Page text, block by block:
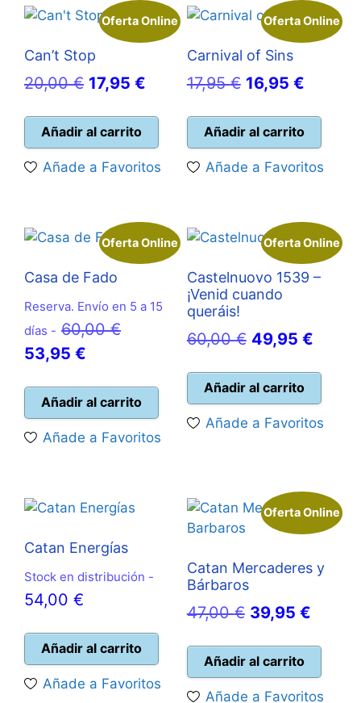
Oferta Online
Can’t Stop
20,00€ El
original
era:
20,00 €.
17,95 €
es:
17,95 €.
Añadir al carrito
Añade a Favoritos
Oferta Online
Carnival of Sins
17,95€ El
original
era:
17,95 €.
16,95 €El
actual
es:
16,95
Añadir al carrito
Añade a Favoritos
Oferta Online
Casa de Fado
Reserva. Envío en 5 a 15
días - 60,00€El
era:
60,00 €.
53,95 €
actual
es:
53,95 €.
Añadir al carrito
Añade a Favoritos
Oferta Online
Castelnuovo 1539 –
¡Venid cuando
queráis!
60,00€ El
original
era:
60,00 €.
49,95 €El
es:
49,95
Añadir al carrito
Añade a Favoritos
Catan Energías
Stock en distribución -
54,00 €
Añadir al carrito
Añade a Favoritos
Oferta Online
Catan Mercaderes y
Bárbaros
47,00€ El
original
era:
39,95 €El
es:
Añadir al carrito
Añade a Favoritos